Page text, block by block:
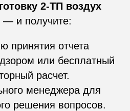
2-ТП воздух
— и получите:
принятия отчета
или бесплатный
расчет.
менеджера для
решения вопросов.